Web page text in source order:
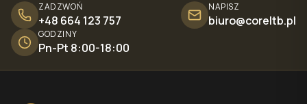
ZADZWOŃ
+48 664 123 757
NAPISZ
biuro@coreltb.pl
GODZINY
Pn-Pt 8:00-18:00